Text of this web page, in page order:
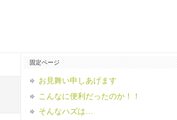
固定ページ
お見舞い申しあげます
こんなに便利だったのか！！
そんなハズは…